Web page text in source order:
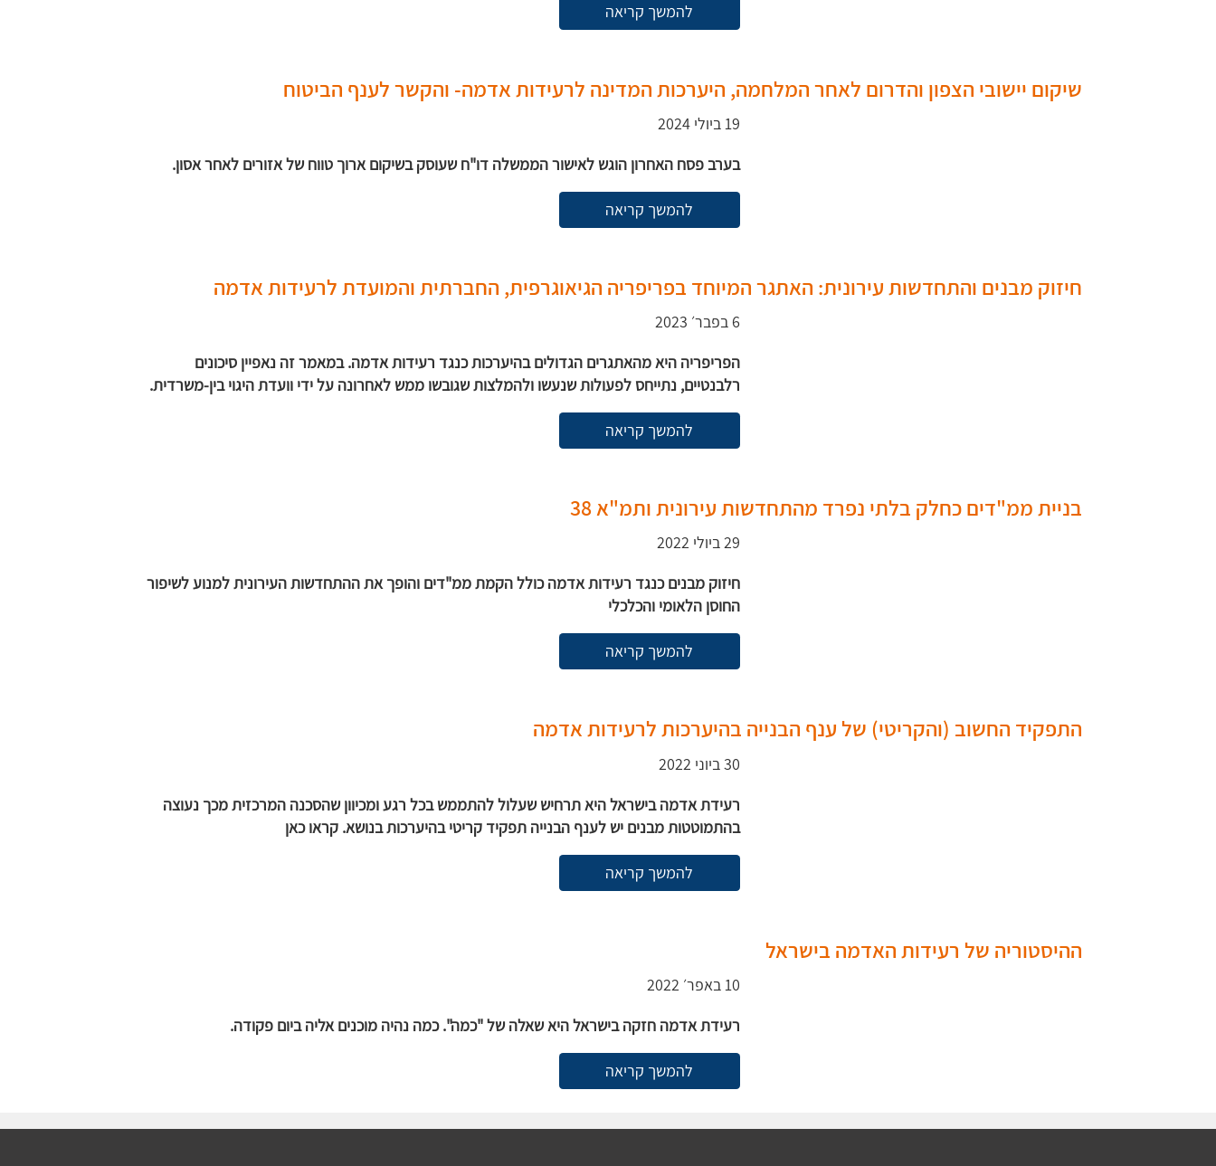
להמשך קריאה
שיקום יישובי הצפון והדרום לאחר המלחמה, היערכות המדינה לרעידות אדמה- והקשר לענף הביטוח
19 ביולי 2024
בערב פסח האחרון הוגש לאישור הממשלה דו"ח שעוסק בשיקום ארוך טווח של אזורים לאחר אסון.
להמשך קריאה
חיזוק מבנים והתחדשות עירונית: האתגר המיוחד בפריפריה הגיאוגרפית, החברתית והמועדת לרעידות אדמה
6 בפבר׳ 2023
הפריפריה היא מהאתגרים הגדולים בהיערכות כנגד רעידות אדמה. במאמר זה נאפיין סיכונים
רלבנטיים, נתייחס לפעולות שנעשו ולהמלצות שגובשו ממש לאחרונה על ידי וועדת היגוי בין-משרדית.
להמשך קריאה
בניית ממ"דים כחלק בלתי נפרד מהתחדשות עירונית ותמ"א 38
29 ביולי 2022
חיזוק מבנים כנגד רעידות אדמה כולל הקמת ממ"דים והופך את ההתחדשות העירונית למנוע לשיפור
החוסן הלאומי והכלכלי
להמשך קריאה
התפקיד החשוב (והקריטי) של ענף הבנייה בהיערכות לרעידות אדמה
30 ביוני 2022
רעידת אדמה בישראל היא תרחיש שעלול להתממש בכל רגע ומכיוון שהסכנה המרכזית מכך נעוצה
בהתמוטטות מבנים יש לענף הבנייה תפקיד קריטי בהיערכות בנושא. קראו כאן
להמשך קריאה
ההיסטוריה של רעידות האדמה בישראל
10 באפר׳ 2022
רעידת אדמה חזקה בישראל היא שאלה של "כמה". כמה נהיה מוכנים אליה ביום פקודה.
להמשך קריאה